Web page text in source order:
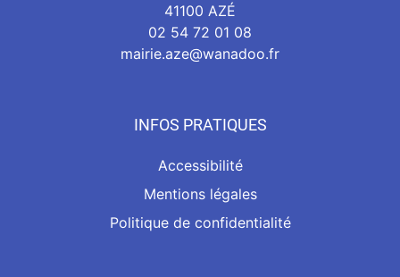
41100 AZÉ
02 54 72 01 08
mairie.aze@wanadoo.fr
INFOS PRATIQUES
Accessibilité
Mentions légales
Politique de confidentialité